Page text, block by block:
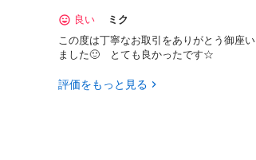
良い
ミク
この度は丁寧なお取引をありがとう御座い
ました🙂 とても良かったです☆
評価をもっと見る